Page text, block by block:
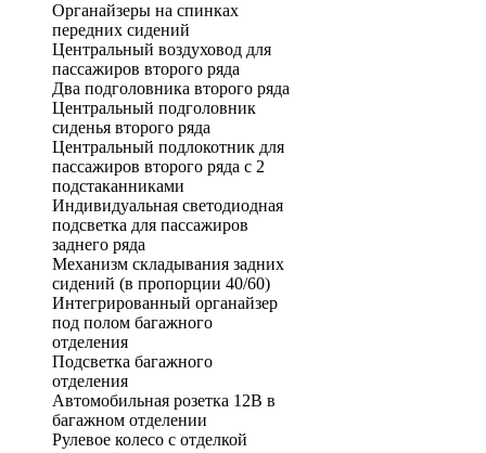
Органайзеры на спинках
передних сидений
Центральный воздуховод для
пассажиров второго ряда
Два подголовника второго ряда
Центральный подголовник
сиденья второго ряда
Центральный подлокотник для
пассажиров второго ряда с 2
подстаканниками
Индивидуальная светодиодная
подсветка для пассажиров
заднего ряда
Механизм складывания задних
сидений (в пропорции 40/60)
Интегрированный органайзер
под полом багажного
отделения
Подсветка багажного
отделения
Автомобильная розетка 12В в
багажном отделении
Рулевое колесо с отделкой